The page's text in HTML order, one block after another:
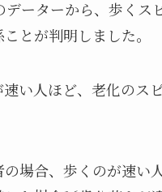
データーから、歩くス
とが判明しました。
い人ほど、老化のス
場合、歩くのが速い